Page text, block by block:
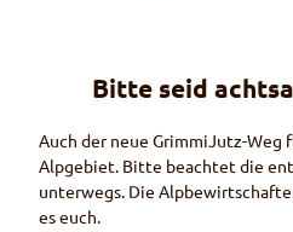
Bitte seid
Auch der neue GrimmiJutz-
Alpgebiet. Bitte beachtet die
unterwegs. Die
es euch.